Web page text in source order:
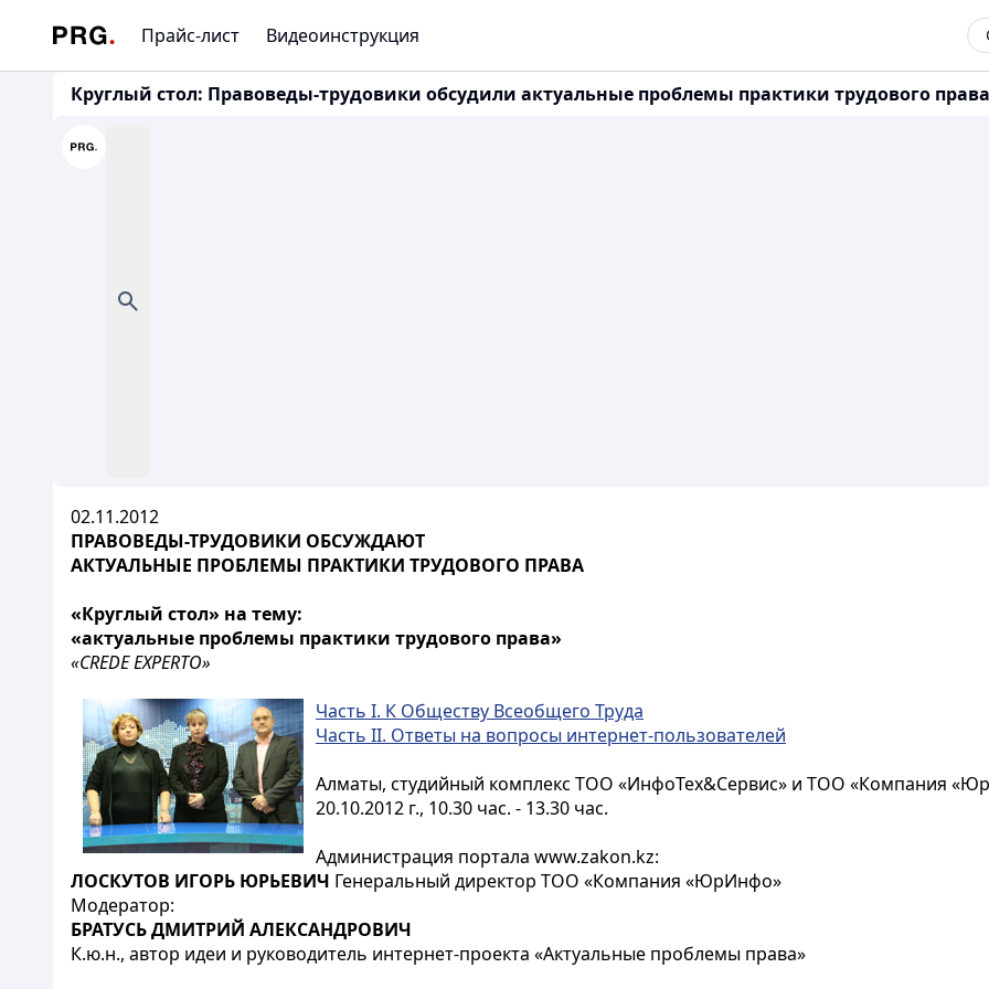
Прайс-лист Видеоинструкция
Круглый стол: Правоведы-трудовики обсудили актуальные проблемы практики трудового права
02.11.2012
ПРАВОВЕДЫ-ТРУДОВИКИ ОБСУЖДАЮТ
АКТУАЛЬНЫЕ ПРОБЛЕМЫ ПРАКТИКИ ТРУДОВОГО ПРАВА
«Круглый стол» на тему:
«актуальные проблемы практики трудового права»
«CREDE EXPERTO»
Часть I. К Обществу Всеобщего Труда
Часть II. Ответы на вопросы интернет-пользователей
Алматы, студийный комплекс ТОО «ИнфоТех&Сервис» и ТОО «Компания
20.10.2012 г., 10.30 час. - 13.30 час.
Администрация портала www.zakon.kz:
ЛОСКУТОВ ИГОРЬ ЮРЬЕВИЧ Генеральный директор ТОО «Компания «ЮрИнфо»
Модератор:
БРАТУСЬ ДМИТРИЙ АЛЕКСАНДРОВИЧ
К.ю.н., автор идеи и руководитель интернет-проекта «Актуальные проблемы права»